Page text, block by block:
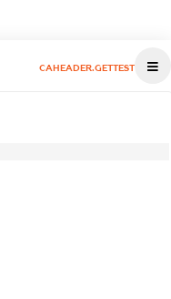
CAHEADER.GETTEST